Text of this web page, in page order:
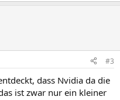
#3
dass Nvidia da die
ist zwar nur ein kleiner